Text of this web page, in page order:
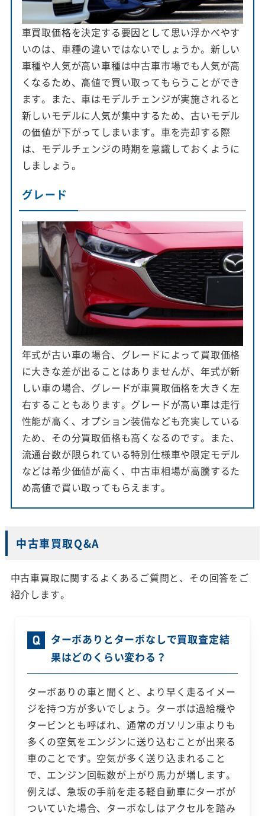
車買取価格を決定する要因として思い浮かべやす
いのは、車種の違いではないでしょうか。新しい
車種や人気が高い車種は中古車市場でも人気が高
くなるため、高値で買い取ってもらうことができ
ます。また、車はモデルチェンジが実施されると
新しいモデルに人気が集中するため、古いモデル
の価値が下がってしまいます。車を売却する際
は、モデルチェンジの時期を意識しておくように
しましょう。
グレード
年式が古い車の場合、グレードによって買取価格
に大きな差が出ることはありませんが、年式が新
しい車の場合、グレードが車買取価格を大きく左
右することもあります。グレードが高い車は走行
性能が高く、オプション装備なども充実している
ため、その分買取価格も高くなるのです。また、
流通台数が限られている特別仕様車や限定モデル
などは希少価値が高く、中古車相場が高騰するた
め高値で買い取ってもらえます。
中古車買取Q&A
中古車買取に関するよくあるご質問と、その回答をご
紹介します。
ターボありとターボなしで買取査定結
果はどのくらい変わる？
ターボありの車と聞くと、より早く走るイメー
ジを持つ方が多いでしょう。ターボは過給機や
タービンとも呼ばれ、通常のガソリン車よりも
多くの空気をエンジンに送り込むことが出来る
車のことです。空気が多く送り込まれること
で、エンジン回転数が上がり馬力が増します。
例えば、急坂の手前を走る軽自動車にターボが
ついていた場合、ターボなしはアクセルを踏み